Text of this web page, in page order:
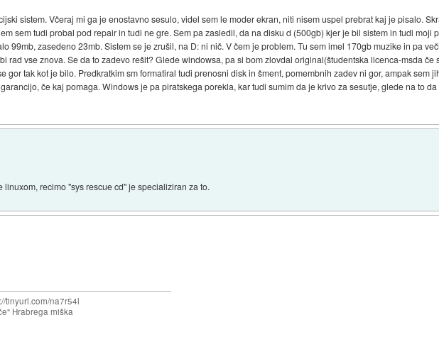
sistem. Včeraj mi ga je enostavno sesulo, videl sem le moder ekran, niti nisem uspel prebrat kaj je pisalo.
sem tudi probal pod repair in tudi ne gre. Sem pa zasledil, da na disku d (500gb) kjer je bil sistem in tudi moji
99mb, zasedeno 23mb. Sistem se je zrušil, na D: ni nič. V čem je problem. Tu sem imel 170gb muzike in pa
rad vse znova. Se da to zadevo rešit? Glede windowsa, pa si bom zlovdal original(študentska licenca-msda če
gor tak kot je bilo. Predkratkim sm formatiral tudi prenosni disk in šment, pomembnih zadev ni gor, ampak sem
če kaj pomaga. Windows je pa piratskega porekla, kar tudi sumim da je krivo za sesutje, glede na to
recimo "sys rescue cd" je specializiran za to.
tinyurl.com/na7r54l
Hrabrega miška